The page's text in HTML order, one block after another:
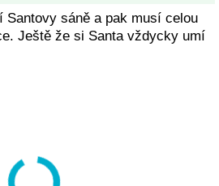
Santovy sáně a pak musí celou
Ještě že si Santa vždycky umí